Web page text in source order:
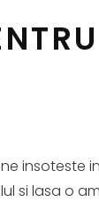
insoteste
si lasa o